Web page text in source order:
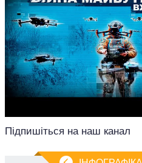
Підпишіться на наш канал